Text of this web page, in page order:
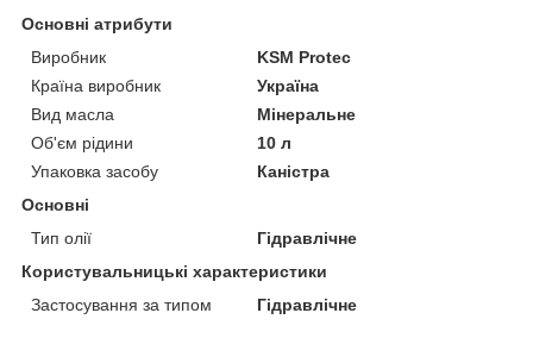
Основні атрибути
Виробник
KSM Protec
Країна виробник
Україна
Вид масла
Мінеральне
Об'єм рідини
10 л
Упаковка засобу
Каністра
Основні
Тип олії
Гідравлічне
Користувальницькі характеристики
Застосування за типом
Гідравлічне